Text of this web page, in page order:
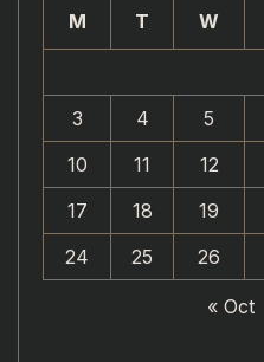
M T W
3
4 5
10
11 12
17
18 19
24
25 26
« Oct